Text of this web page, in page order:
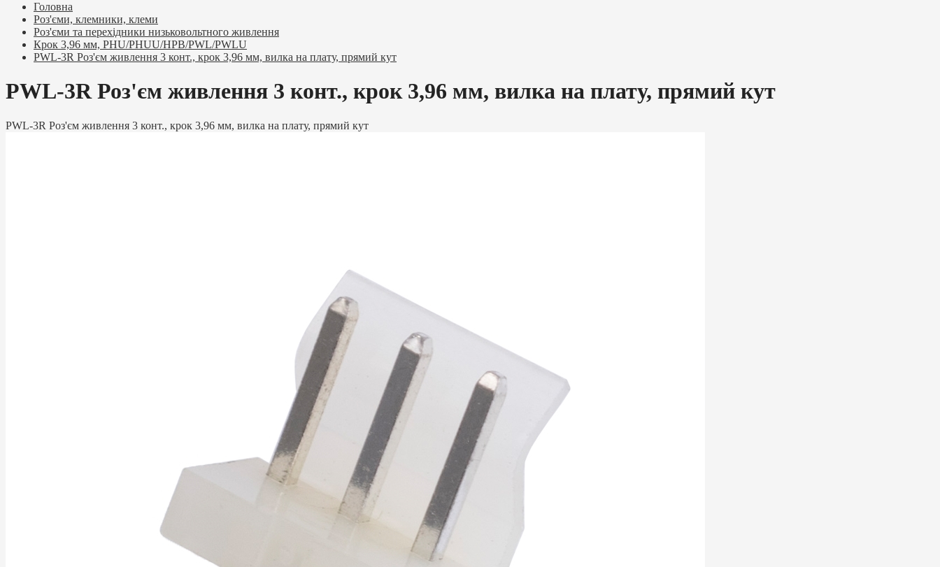
Головна
Роз'єми, клемники, клеми
Роз'єми та перехідники низьковольтного живлення
Крок 3,96 мм, PHU/PHUU/HPB/PWL/PWLU
PWL-3R Роз'єм живлення 3 конт., крок 3,96 мм, вилка на плату, прямий кут
PWL-3R Роз'єм живлення 3 конт., крок 3,96 мм, вилка на плату, прямий кут
PWL-3R Роз'єм живлення 3 конт., крок 3,96 мм, вилка на плату, прямий кут